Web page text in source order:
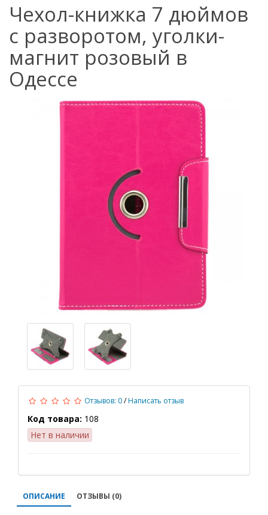
Чехол-книжка 7 дюймов
с разворотом, уголки-
магнит розовый в
Одессе
Отзывов: 0/Написать отзыв
Код товара: 108
Нет в наличии
ОПИСАНИЕ ОТЗЫВЫ (0)